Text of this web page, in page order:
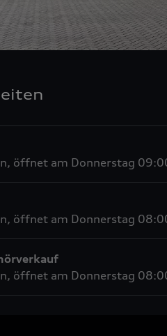
, öffnet am Donnerstag
, öffnet am Donnerstag
, öffnet am Donnerstag